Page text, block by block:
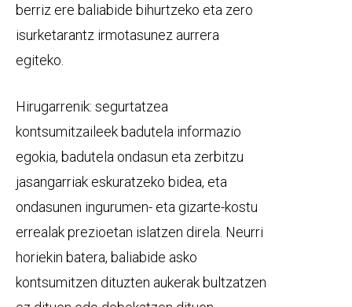
berriz ere baliabide bihurtzeko eta zero
isurketarantz irmotasunez aurrera
egiteko.
Hirugarrenik: segurtatzea
kontsumitzaileek badutela informazio
egokia, badutela ondasun eta zerbitzu
jasangarriak eskuratzeko bidea, eta
ondasunen ingurumen- eta gizarte-kostu
errealak prezioetan islatzen direla. Neurri
horiekin batera, baliabide asko
kontsumitzen dituzten aukerak bultzatzen